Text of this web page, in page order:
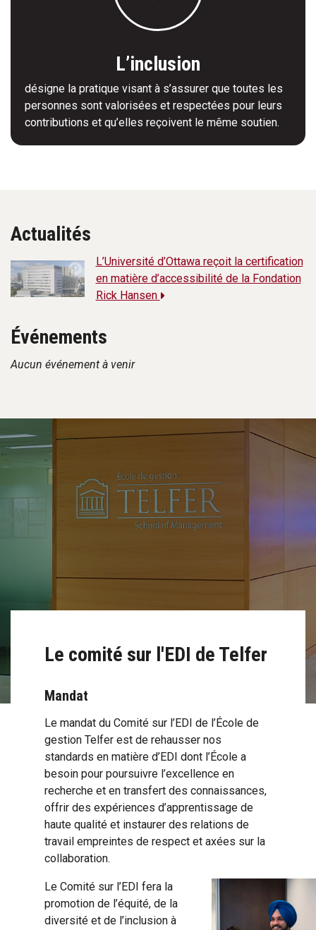
L’inclusion
désigne la pratique visant à s’assurer que toutes les
personnes sont valorisées et respectées pour leurs
contributions et qu’elles reçoivent le même soutien.
Actualités
L’Université d’Ottawa reçoit la certification
en matière d’accessibilité de la Fondation
Rick Hansen
Événements
Aucun événement à venir
Le comité sur l'EDI de Telfer
Mandat
Le mandat du Comité sur l’EDI de l’École de
gestion Telfer est de rehausser nos
standards en matière d’EDI dont l’École a
besoin pour poursuivre l’excellence en
recherche et en transfert des connaissances,
offrir des expériences d’apprentissage de
haute qualité et instaurer des relations de
travail empreintes de respect et axées sur la
collaboration.
Le Comité sur l’EDI fera la
promotion de l’équité, de la
diversité et de l’inclusion à